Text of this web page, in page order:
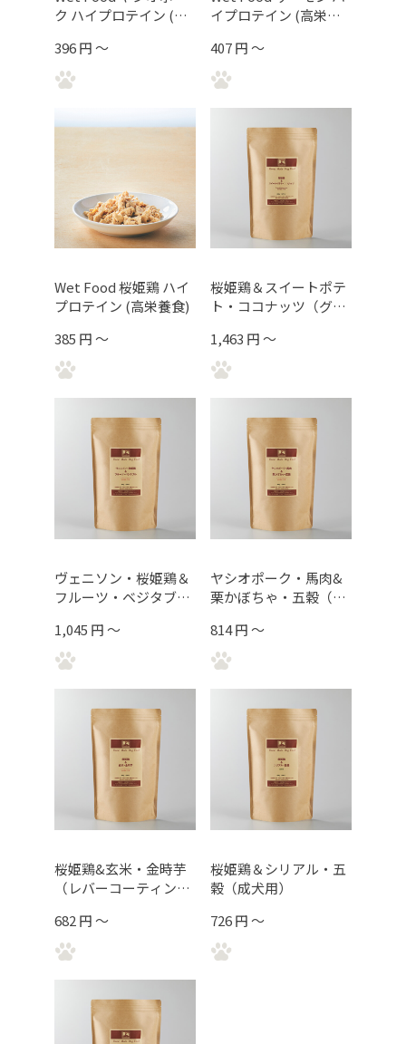
ク ハイプロテイン (高
396 円 ～
イプロテイン (高栄養
407 円 ～
Wet Food 桜姫鶏 ハイ
プロテイン (高栄養食)
385 円 ～
桜姫鶏＆スイートポテ
ト・ココナッツ（グレ
ー/食の細い子用）
1,463 円 ～
ヴェニソン・桜姫鶏＆
フルーツ・ベジタブル
食の細い子用）むね肉
コート
1,045 円 ～
ヤシオポーク・馬肉&
栗かぼちゃ・五穀（レ
の細い子用）
814 円 ～
桜姫鶏&玄米・金時芋
（レバーコーティン
682 円 ～
桜姫鶏＆シリアル・五
穀（成犬用）
726 円 ～